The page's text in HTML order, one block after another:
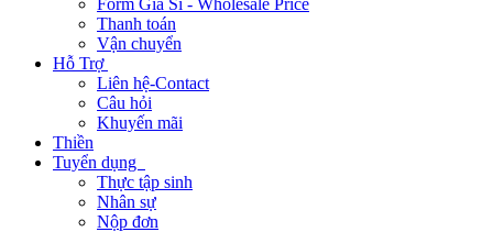
Form Giá Sỉ - Wholesale Price
Thanh toán
Vận chuyển
Hỗ Trợ
Liên hệ-Contact
Câu hỏi
Khuyến mãi
Thiền
Tuyển dụng
Thực tập sinh
Nhân sự
Nộp đơn